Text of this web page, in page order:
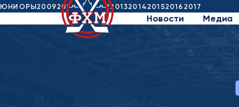
ЮНИОРЫ20092010201120122013201420152016 2017
Новости Медиа